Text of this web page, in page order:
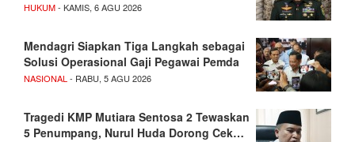
HUKUM- KAMIS, 6 AGU 2026
Mendagri Siapkan Tiga Langkah sebagai
Solusi Operasional Gaji Pegawai Pemda
NASIONAL - RABU, 5 AGU 2026
Tragedi KMP Mutiara Sentosa 2 Tewaskan
5 Penumpang, Nurul Huda Dorong Cek…